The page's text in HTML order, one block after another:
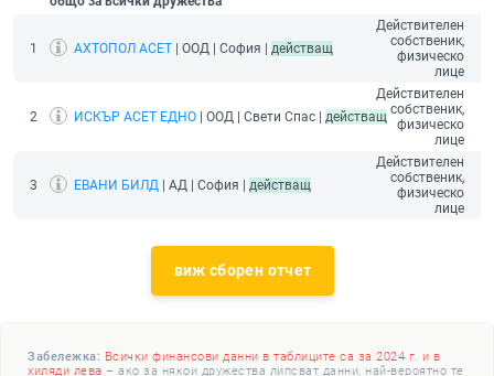
1 АХТОПОЛ АСЕТ | ООД | София | действащ
Действителен
собственик,
физическо
лице
2 ИСКЪР АСЕТ ЕДНО | ООД | Свети Спас | действащ
Действителен
собственик,
физическо
лице
3 ЕВАНИ БИЛД | АД | София | действащ
Действителен
собственик,
физическо
лице
виж сборен отчет
Забележка: Всички финансови данни в таблиците са за 2024 г. и в
хиляди лева – ако за някои дружества липсват данни, най-вероятно те